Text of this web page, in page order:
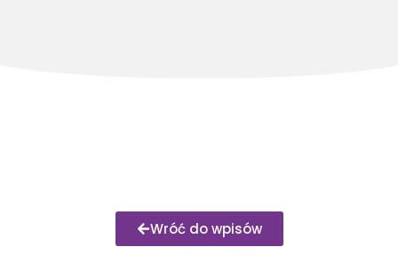
Wróć do wpisów